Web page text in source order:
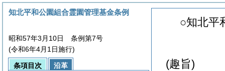
○知北平
(趣旨)
知北平和公園組合霊園管理基金条例
昭和57年3月10日 条例第7号
(令和6年4月1日施行)
条項目次
沿革